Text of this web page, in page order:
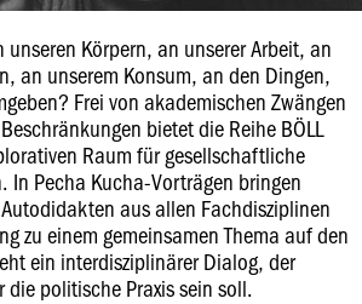
Körpern, an unserer Arbeit, an
an unserem Konsum, an den Dingen,
Frei von akademischen Zwängen
bietet die Reihe BÖLL
Raum für gesellschaftliche
In Pecha Kucha-Vorträgen bringen
aus allen Fachdisziplinen
zu einem gemeinsamen Thema auf den
ein interdisziplinärer Dialog, der
politische Praxis sein soll.